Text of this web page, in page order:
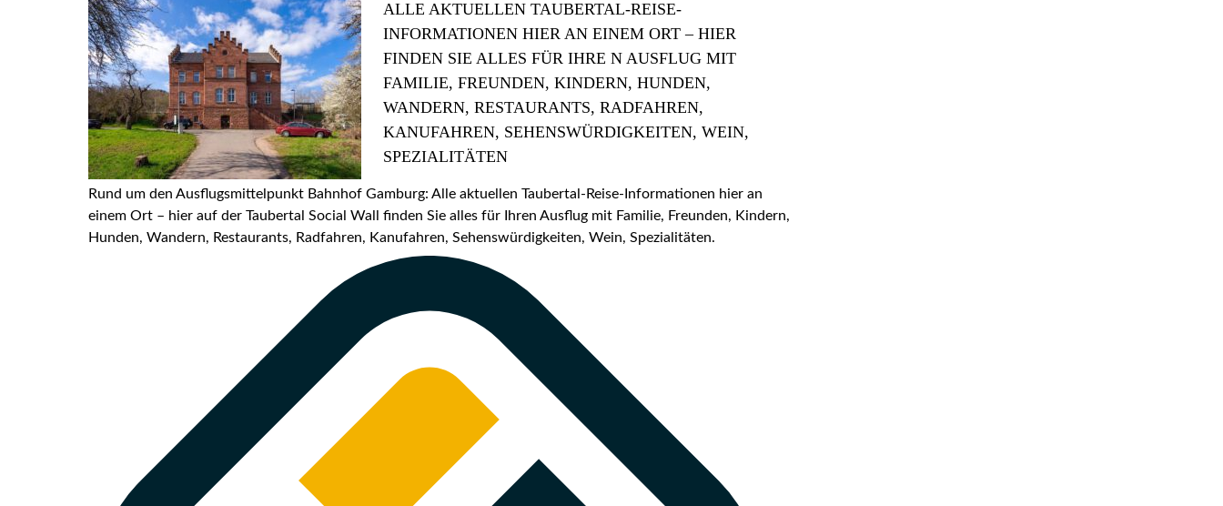
ALLE AKTUELLEN TAUBERTAL-REISE-
INFORMATIONEN HIER AN EINEM ORT – HIER
FINDEN SIE ALLES FÜR IHRE N AUSFLUG MIT
FAMILIE, FREUNDEN, KINDERN, HUNDEN,
WANDERN, RESTAURANTS, RADFAHREN,
KANUFAHREN, SEHENSWÜRDIGKEITEN, WEIN,
SPEZIALITÄTEN
Rund um den Ausflugsmittelpunkt Bahnhof Gamburg: Alle aktuellen Taubertal-Reise-Informationen hier an
einem Ort – hier auf der Taubertal Social Wall finden Sie alles für Ihren Ausflug mit Familie, Freunden, Kindern,
Hunden, Wandern, Restaurants, Radfahren, Kanufahren, Sehenswürdigkeiten, Wein, Spezialitäten.